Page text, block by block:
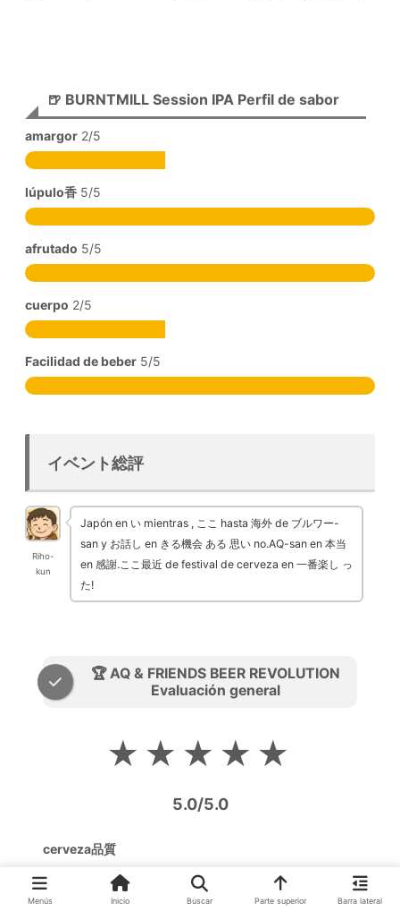
🍺 BURNTMILL Session IPA Perfil de sabor
amargor 2/5
lúpulo香 5/5
afrutado 5/5
cuerpo 2/5
Facilidad de beber 5/5
イベント総評
Riho-
kun
Japón en い mientras , ここ hasta 海外 de ブルワー-
san y お話し en きる機会 ある 思い no.AQ-san en 本当
en 感謝.ここ最近 de festival de cerveza en 一番楽し っ
た!
🏆 AQ & FRIENDS BEER REVOLUTION
Evaluación general
★★★★★
5.0/5.0
cerveza品質
★★★★★
世界クラス cervecería de 最alto品質cerveza
Menús Inicio Buscar Parte superior Barra lateral